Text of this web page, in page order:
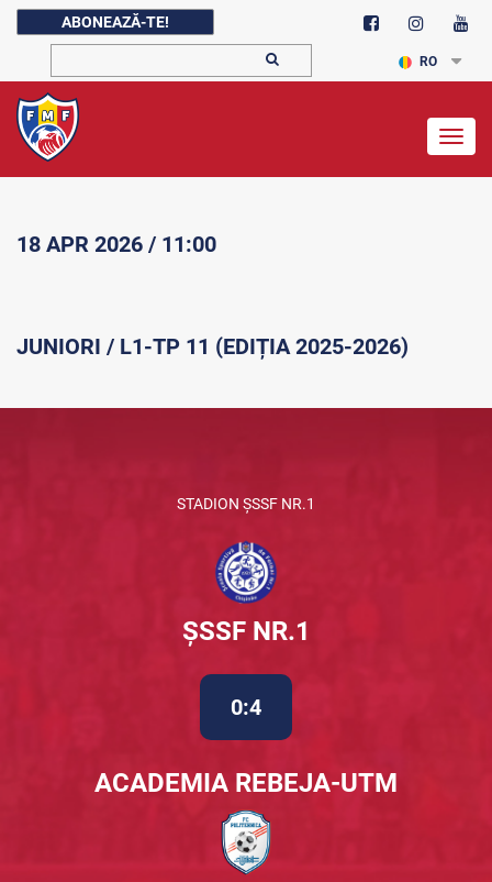
ABONEAZĂ-TE!
RO
18 APR 2026 / 11:00
JUNIORI / L1-TP 11 (EDIȚIA 2025-2026)
STADION ȘSSF NR.1
ȘSSF NR.1
0:4
ACADEMIA REBEJA-UTM